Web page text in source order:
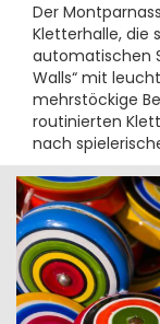
Der
Kletterhalle, die
automatischen
Walls“ mit
mehrstöckige
routinierten
nach